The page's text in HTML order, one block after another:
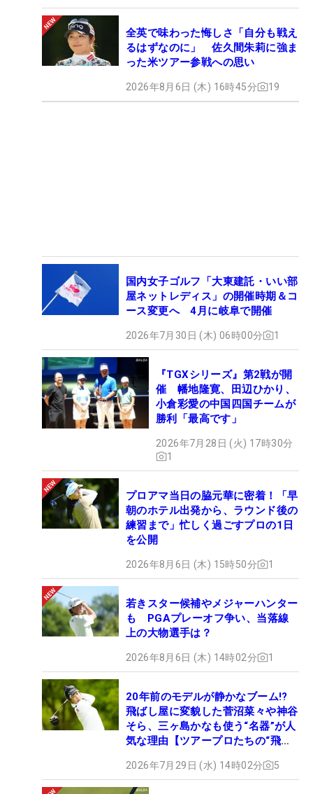
全英で味わった悔しさ「自分も戦え
るはずなのに」 佐久間朱莉に強ま
った米ツアー参戦への思い
2026年8月6日 (木) 16時45分 19
国内女子ゴルフ「大東建託・いい部
屋ネットレディス」の開催時期＆コ
ース変更へ 4月に岐阜で開催
2026年7月30日 (木) 06時00分 1
『TGXシリーズ』第2戦が開
催 幡地隆寛、田辺ひかり、
小倉彩愛の中国四国チームが
勝利「最高です」
2026年7月28日 (火) 17時30分
1
プロアマ当日の脇元華に密着！「早
朝のホテル出発から、ラウンド後の
練習まで」忙しく過ごすプロの1日
を公開
2026年8月6日 (木) 15時50分 1
若きスター候補やメジャーハンター
も PGAプレーオフ争い、当落線
上の大物選手は？
2026年8月6日 (木) 14時02分 1
20年前のモデルが静かなブーム!?
飛ばし屋に変貌した菅沼菜々や神谷
そら、三ヶ島かなも使う“名器”が人
気な理由【ツアープロたちの“飛ば
2026年7月29日 (水) 14時02分 5